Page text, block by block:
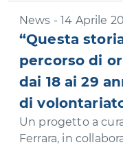
News - 14 Aprile
“Questa
percorso di
dai 18 ai 29
di
Un progetto a
Ferrara, in